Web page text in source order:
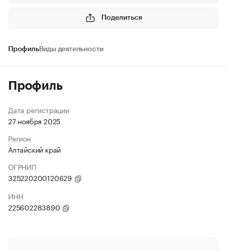
Поделиться
ПрофильВиды деятельности
Профиль
Дата регистрации
27 ноября 2025
Регион
Алтайский край
ОГРНИП
325220200120629
ИНН
225602283890